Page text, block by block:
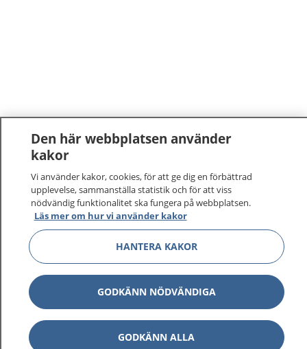
1177–tryggt om din hälsa och vård
På 1177.se får du råd om hälsa och information om
Den här webbplatsen använder
kakor
Vi använder kakor, cookies, för att ge dig en förbättrad
upplevelse, sammanställa statistik och för att viss
nödvändig funktionalitet ska fungera på webbplatsen.
Läs mer om hur vi använder kakor
HANTERA KAKOR
GODKÄNN NÖDVÄNDIGA
GODKÄNN ALLA